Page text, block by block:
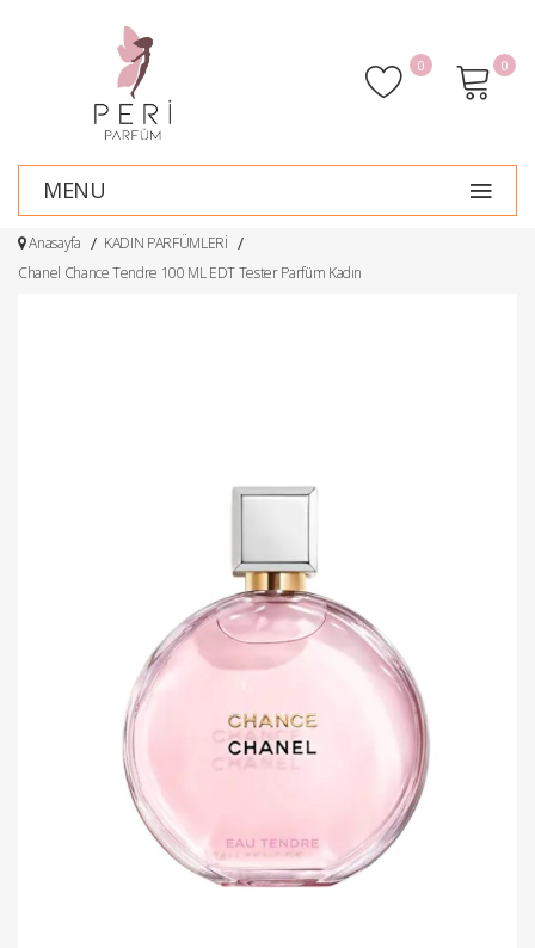
0 0
MENU
Anasayfa
KADIN PARFÜMLERİ
Chanel Chance Tendre 100 ML EDT Tester Parfüm Kadın